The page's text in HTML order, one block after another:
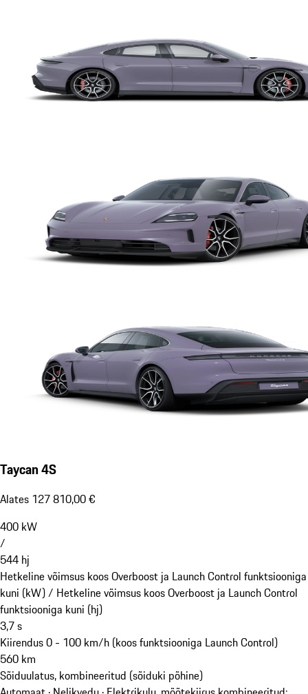
Taycan 4S
Alates 127 810,00 €
400 kW
/
544 hj
Hetkeline võimsus koos Overboost ja Launch Control funktsiooniga
kuni (kW) / Hetkeline võimsus koos Overboost ja Launch Control
funktsiooniga kuni (hj)
3,7s
Kiirendus 0 - 100 km/h (koos funktsiooniga Launch Control)
560 km
Sõiduulatus, kombineeritud (sõiduki põhine)